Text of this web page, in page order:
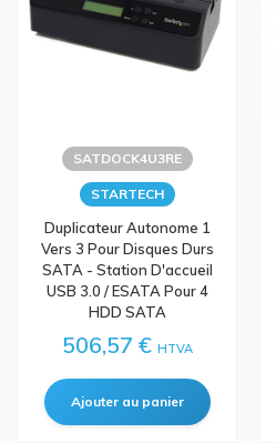
SATDOCK4U3RE
STARTECH
Duplicateur Autonome 1
Vers 3 Pour Disques Durs
SATA - Station D'accueil
USB 3.0 / ESATA Pour 4
HDD SATA
506,57 € HTVA